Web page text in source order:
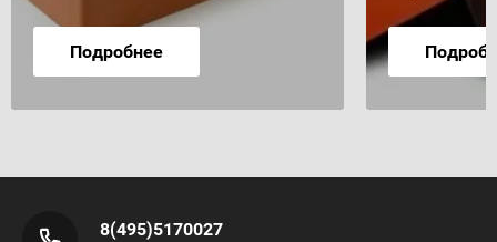
Подробнее
8(495)5170027